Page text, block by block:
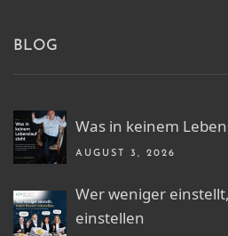
BLOG
Was in keinem
AUGUST 3, 2026
Wer weniger
einstellen